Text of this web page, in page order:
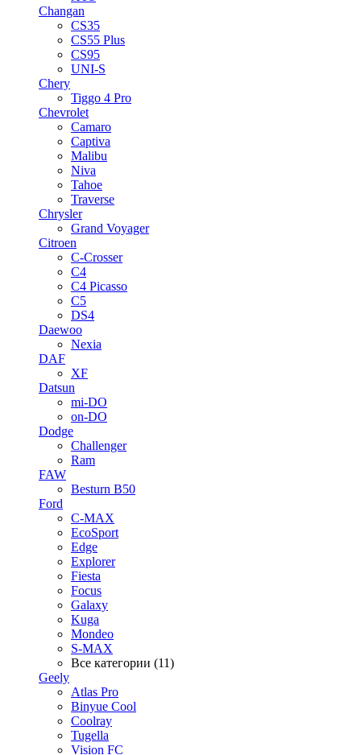
Changan
CS35
CS55 Plus
CS95
UNI-S
Chery
Tiggo 4 Pro
Chevrolet
Camaro
Captiva
Malibu
Niva
Tahoe
Traverse
Chrysler
Grand Voyager
Citroen
C-Crosser
C4
C4 Picasso
C5
DS4
Daewoo
Nexia
DAF
XF
Datsun
mi-DO
on-DO
Dodge
Challenger
Ram
FAW
Besturn B50
Ford
C-MAX
EcoSport
Edge
Explorer
Fiesta
Focus
Galaxy
Kuga
Mondeo
S-MAX
Все категории (11)
Geely
Atlas Pro
Binyue Cool
Coolray
Tugella
Vision FC